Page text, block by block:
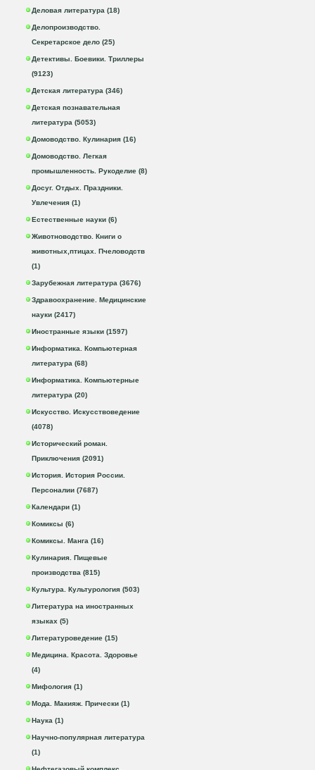
Деловая литература (18)
Делопроизводство.
Секретарское дело (25)
Детективы. Боевики. Триллеры
(9123)
Детская литература (346)
Детская познавательная
литература (5053)
Домоводство. Кулинария (16)
Домоводство. Легкая
промышленность. Рукоделие (8)
Досуг. Отдых. Праздники.
Увлечения (1)
Естественные науки (6)
Животноводство. Книги о
животных,птицах. Пчеловодств
(1)
Зарубежная литература (3676)
Здравоохранение. Медицинские
науки (2417)
Иностранные языки (1597)
Информатика. Компьютерная
литература (68)
Информатика. Компьютерные
литература (20)
Искусство. Искусствоведение
(4078)
Исторический роман.
Приключения (2091)
История. История России.
Персоналии (7687)
Календари (1)
Комиксы (6)
Комиксы. Манга (16)
Кулинария. Пищевые
производства (815)
Культура. Культурология (503)
Литература на иностранных
языках (5)
Литературоведение (15)
Медицина. Красота. Здоровье
(4)
Мифология (1)
Мода. Макияж. Прически (1)
Наука (1)
Научно-популярная литература
(1)